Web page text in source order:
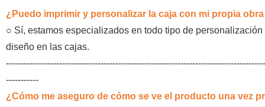
¿Puedo imprimir y personalizar la caja con mi propia
○ Sí, estamos especializados en todo tipo de
diseño en las cajas.
-----------
¿Cómo me aseguro de cómo se ve el producto una vez